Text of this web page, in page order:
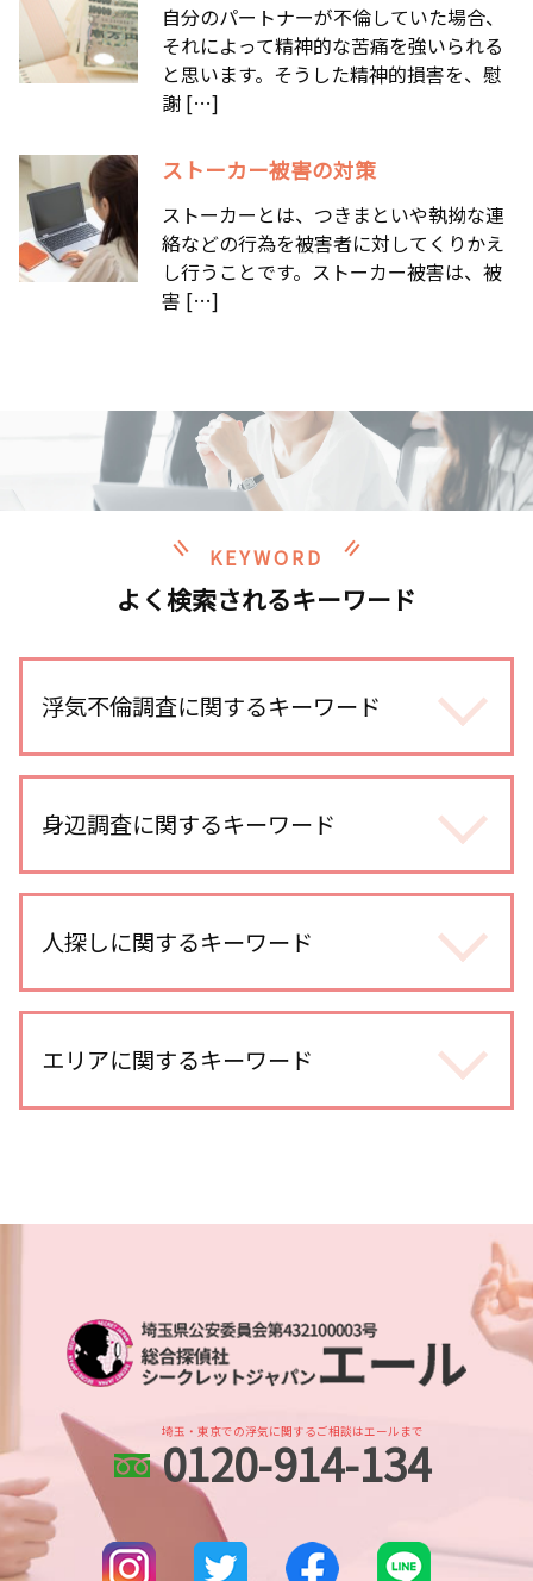
自分のパートナーが不倫していた場合、
それによって精神的な苦痛を強いられる
と思います。そうした精神的損害を、慰
謝 […]
ストーカー被害の対策
ストーカーとは、つきまといや執拗な連
絡などの行為を被害者に対してくりかえ
し行うことです。ストーカー被害は、被
害 […]
KEYWORD
よく検索されるキーワード
浮気不倫調査に関するキーワード
浮気調査 iphone
浮気調査 探偵 空振り
浮気 する 女 特徴
浮気調査 gps 小型
不倫調査 自分で尾行
不倫調査 自分で
浮気調査 探偵 費用相場
浮気調査 スマホ 位置情報
不倫調査 不倫相手
身辺調査に関するキーワード
身辺調査 大企業
身辺調査 結婚
dv被害 対策
身辺調査 個人情報
身辺調査 個人
身辺調査 違法
ストーカー被害 対応
身辺調査 なぜ わかる
婚前調査
人探しに関するキーワード
人探し 方法 sns
人探し どうしたら
各種工作
各種工作 探偵
人探し 方法
人探し 探偵 おすすめ
探偵 人探し どのくらい
人探し 安否確認
人探し 名前も わからない
行方不明 必要な情報
人探し イラスト
エリアに関するキーワード
武蔵浦和 人探し
川越 身辺調査
埼玉県 企業調査
浦和 人探し
所沢市 身辺調査
埼玉県 信用調査
本川越的場 身辺調査
さいたま市 人探し
武蔵浦和 浮気不倫調査
大宮公園 身辺調査
埼玉・東京での浮気に関するご相談はエールまで
0120-914-134